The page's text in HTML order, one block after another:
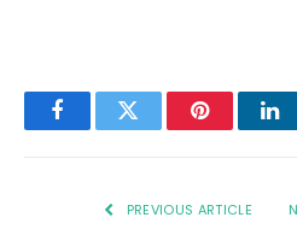
FacebookTwitter Pinterest
PREVIOUS ARTICLE